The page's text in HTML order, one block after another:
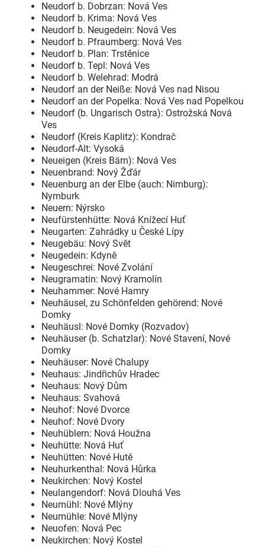
Neudorf b. Dobrzan: Nová Ves
Neudorf b. Krima: Nová Ves
Neudorf b. Neugedein: Nová Ves
Neudorf b. Pfraumberg: Nová Ves
Neudorf b. Plan: Trstěnice
Neudorf b. Tepl: Nová Ves
Neudorf b. Welehrad: Modrá
Neudorf an der Neiße: Nová Ves nad Nisou
Neudorf an der Popelka: Nová Ves nad Popelkou
Neudorf (b. Ungarisch Ostra): Ostrožská Nová
Ves
Neudorf (Kreis Kaplitz): Kondrač
Neudorf-Alt: Vysoká
Neueigen (Kreis Bärn): Nová Ves
Neuenbrand: Nový Žďár
Neuenburg an der Elbe (auch: Nimburg):
Nymburk
Neuern: Nýrsko
Neufürstenhütte: Nová Knížecí Huť
Neugarten: Zahrádky u České Lípy
Neugebäu: Nový Svĕt
Neugedein: Kdyně
Neugeschrei: Nové Zvolání
Neugramatin: Nový Kramolín
Neuhammer: Nové Hamry
Neuhäusel, zu Schönfelden gehörend: Nové
Domky
Neuhäusl: Nové Domky (Rozvadov)
Neuhäuser (b. Schatzlar): Nové Stavení, Nové
Domky
Neuhäuser: Nové Chalupy
Neuhaus: Jindřichův Hradec
Neuhaus: Nový Dům
Neuhaus: Svahová
Neuhof: Nové Dvorce
Neuhof: Nové Dvory
Neuhüblern: Nová Houžna
Neuhütte: Nová Huť
Neuhütten: Nové Hutě
Neuhurkenthal: Nová Hůrka
Neukirchen: Nový Kostel
Neulangendorf: Nová Dlouhá Ves
Neumühl: Nové Mlýny
Neumühle: Nové Mlýny
Neuofen: Nová Pec
Neukirchen: Nový Kostel